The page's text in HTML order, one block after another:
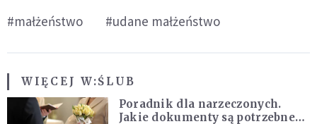
#małżeństwo #udane małżeństwo
WIĘCEJ W:ŚLUB
Poradnik dla narzeczonych.
Jakie dokumenty są potrzebne